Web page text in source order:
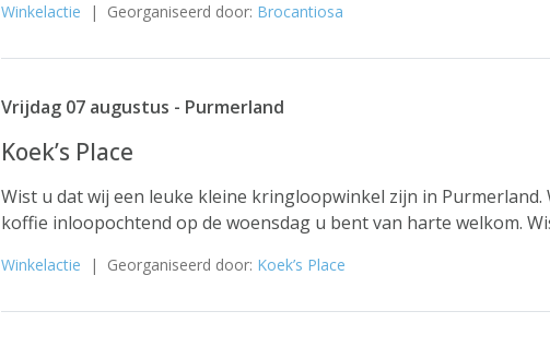
Winkelactie | Georganiseerd door: Brocantiosa
Vrijdag 07 augustus - Purmerland
Koek’s Place
Wist u dat wij een leuke kleine kringloopwinkel zijn in Purmerland.
koffie inloopochtend op de woensdag u bent van harte welkom.
Winkelactie | Georganiseerd door: Koek’s Place